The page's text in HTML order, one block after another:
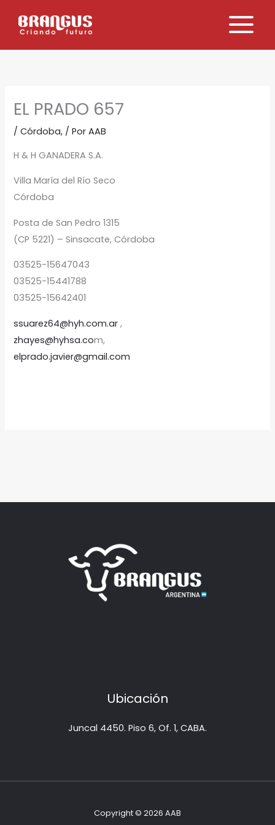
EL PRADO 657
/Córdoba, / PorAAB
H & H GANADERA S.A.
Villa María del Río Seco
Córdoba
Posta de San Pedro 1315
(CP 5221) – Sinsacate, Córdoba
03525-15647043
03525-15441788
03525-15642401
ssuarez64@hyh.com.ar ,
zhayes@hyhsa.com,
elprado.javier@gmail.com
Ubicación
Juncal 4450. Piso 6, Of. 1, CABA.
Copyright © 2026 AAB